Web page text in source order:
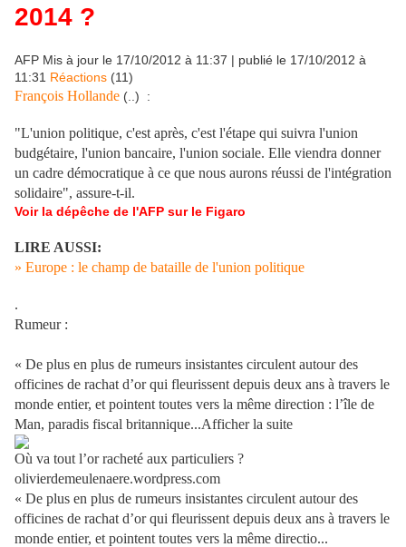
2014 ?
AFP Mis à jour le 17/10/2012 à 11:37 | publié le 17/10/2012 à
11:31 Réactions (11)
François Hollande (..) :
"L'union politique, c'est après, c'est l'étape qui suivra l'union
budgétaire, l'union bancaire, l'union sociale. Elle viendra donner
un cadre démocratique à ce que nous aurons réussi de l'intégration
solidaire", assure-t-il.
Voir la dépêche de l'AFP sur le Figaro
LIRE AUSSI:
» Europe : le champ de bataille de l'union politique
.
Rumeur :
« De plus en plus de rumeurs insistantes circulent autour des
officines de rachat d’or qui fleurissent depuis deux ans à travers le
monde entier, et pointent toutes vers la même direction : l’île de
Man, paradis fiscal britannique...Afficher la suite
Où va tout l’or racheté aux particuliers ?
olivierdemeulenaere.wordpress.com
« De plus en plus de rumeurs insistantes circulent autour des
officines de rachat d’or qui fleurissent depuis deux ans à travers le
monde entier, et pointent toutes vers la même directio...